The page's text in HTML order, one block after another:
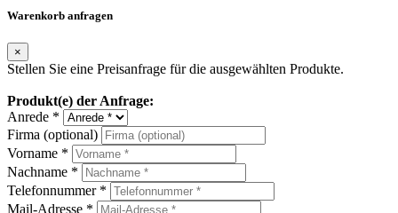
Warenkorb anfragen
×
Stellen Sie eine Preisanfrage für die ausgewählten Produkte.
Produkt(e) der Anfrage:
Anrede *
Firma (optional)
Vorname *
Nachname *
Telefonnummer *
Mail-Adresse *